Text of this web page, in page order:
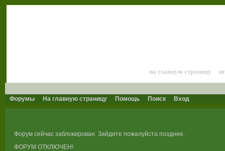
на главную страницу
Форумы На главную страницу Помощь Поиск Вход
Форум сейчас заблокирован. Зайдите пожалуйста позднее.
ФОРУМ ОТКЛЮЧЕН!